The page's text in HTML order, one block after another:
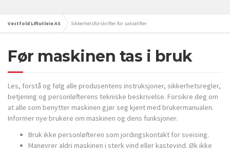
Vestfold Liftutleie AS Sikkerhetsforskrifter for sakselifter
Før maskinen tas i bruk
Les, forstå og følg alle produsentens instruksjoner, sikkerhetsregler,
betjening og personløfterens tekniske beskrivelse. Forsikre deg om
at alle som benytter maskinen gjør seg kjent med brukermanualen.
Informer nye brukere om maskinen og dens funksjoner.
Bruk ikke personløfteren som jordingskontakt for sveising.
Manøvrer aldri maskinen i sterk vind eller kastevind. Øk ikke